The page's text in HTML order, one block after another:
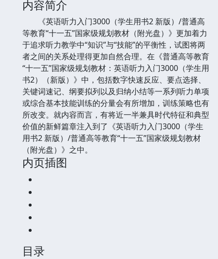
内容简介
《英语听力入门3000（学生用书2 新版）/普通高
等教育“十一五”国家级规划教材（附光盘）》更加着力
于追求听力教学中“知识”与“技能”的平衡性，试图将两
者之间的关系处理得更加自然合理。在《普通高等教育
“十一五”国家级规划教材：英语听力入门3000（学生用
书2）（新版）》中，包括数字快速反应、要点选择、
关键词速记、纲要拟列以及归纳小结等一系列听力单项
或综合基本技能训练的分量会有所增加，训练策略也有
所改变。就内容而言，有将近一半兼具时代特征和典型
价值的新鲜篇章注入到了《英语听力入门3000（学生
用书2 新版）/普通高等教育“十一五”国家级规划教材
（附光盘）》之中。
内页插图
目录